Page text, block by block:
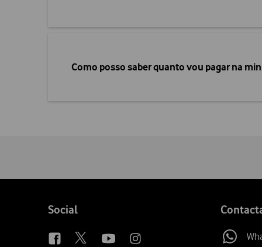
Como posso saber quanto vou pagar na
Follow
Social